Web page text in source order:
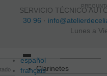
SERVICIO TÉCNICO
30 96 ·
Lunes a
español
français
Toggle
navigation
Clarinetes